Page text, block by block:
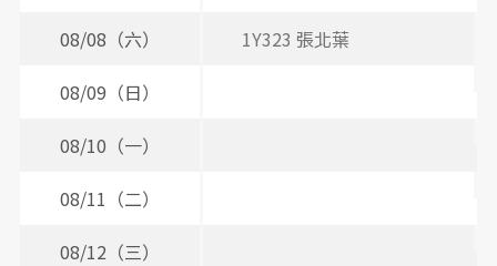
08/08（六）
1Y323 張北葉
08/09（日）
08/10（一）
08/11（二）
08/12（三）